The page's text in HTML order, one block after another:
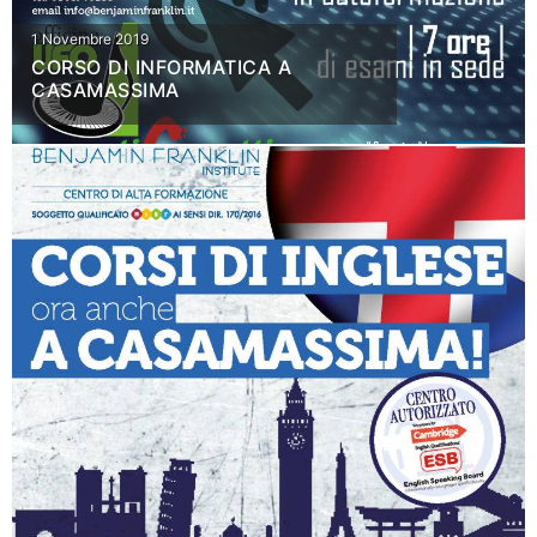
1 Novembre 2019
CORSO DI INFORMATICA A
CASAMASSIMA